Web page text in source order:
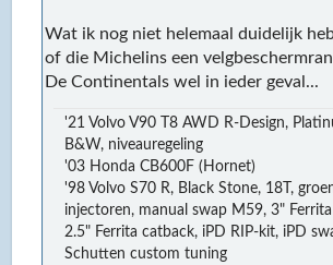
Wat ik nog niet helemaal duidelijk
of die Michelins een
De Continentals wel in ieder geval...
'21 Volvo V90 T8 AWD R-Design,
B&W, niveauregeling
'03 Honda CB600F (Hornet)
'98 Volvo S70 R, Black Stone, 18T,
injectoren, manual swap M59, 3"
2.5" Ferrita catback, iPD RIP-kit, iPD
Schutten custom tuning